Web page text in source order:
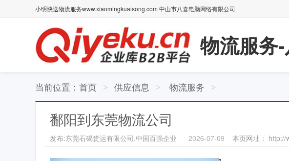
小明快送物流服务www.xiaomingkuaisong.com 中山市八喜电脑网络有限公司
物流服务
当前位置： 首页 > 供应信息 > 物流服务 >
鄱阳到东莞物流公司
发布:东莞石碣货运有限公司.中国百强企业 2026-07-09 本页网址： http://